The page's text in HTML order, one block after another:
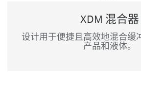
XDM 混合器
设计用于便捷且高效地混合缓
产品和液体。